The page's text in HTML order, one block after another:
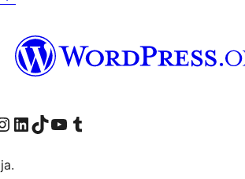
paskyroje
page
our Instagram account
Visit our LinkedIn account
Apsilankykite mūsų TikTok paskyroje
Visit our YouTube channel
Apsilankykite mūsų Tumblr paskyroje